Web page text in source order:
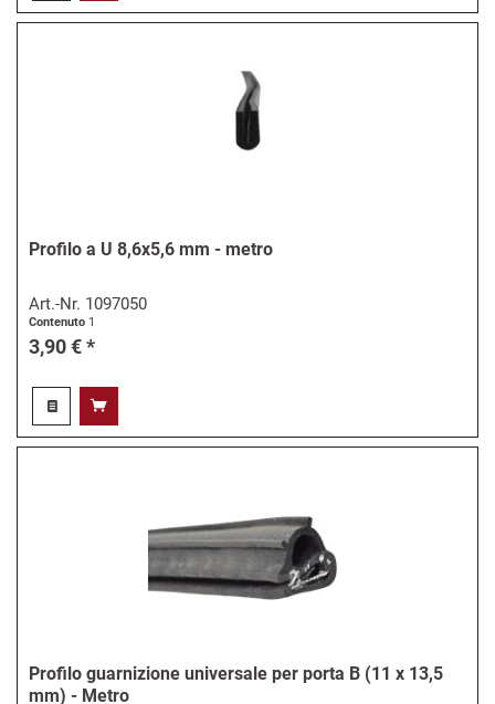
Profilo a U 8,6x5,6 mm - metro
Art.-Nr. 1097050
Contenuto 1
3,90 € *
Profilo guarnizione universale per porta B (11 x 13,5
mm) - Metro